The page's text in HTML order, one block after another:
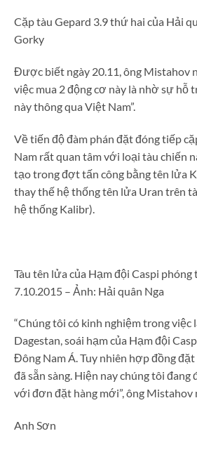
Cặp tàu Gepard 3.9 thứ hai của Hải
Gorky
Được biết ngày 20.11, ông Mistahov
việc mua 2 động cơ này là nhờ sự hỗ
này thông qua Việt Nam”.
Về tiến độ đàm phán đặt đóng tiếp
Nam rất quan tâm với loại tàu chiến
tạo trong đợt tấn công bằng tên lửa
thay thế hệ thống tên lửa Uran trên
hệ thống Kalibr).
Tàu tên lửa của Hạm đội Caspi
7.10.2015 – Ảnh: Hải quân Nga
“Chúng tôi có kinh nghiệm trong
Dagestan, soái hạm của Hạm đội
Đông Nam Á. Tuy nhiên hợp đồng
đã sẵn sàng. Hiện nay chúng tôi
với đơn đặt hàng mới”, ông
Anh Sơn